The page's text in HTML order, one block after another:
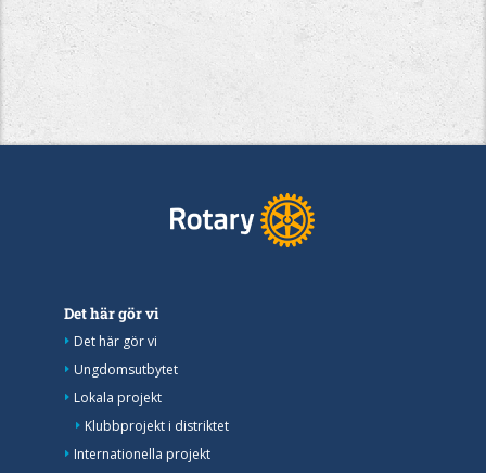
Det här gör vi
Det här gör vi
Ungdomsutbytet
Lokala projekt
Klubbprojekt i distriktet
Internationella projekt